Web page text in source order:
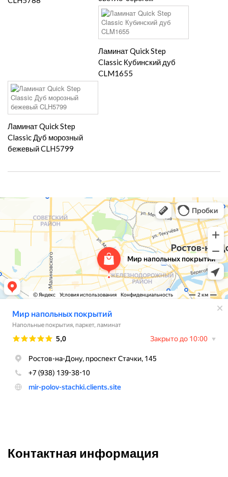
Ламинат Quick Step
Classic Кубинский дуб
CLM1655
Ламинат Quick Step
Classic Дуб морозный
бежевый CLH5799
Контактная информация